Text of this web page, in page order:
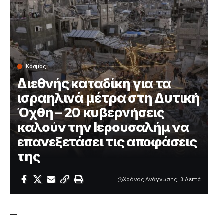
Κόσμος
Διεθνής καταδίκη για τα
ισραηλινά μέτρα στη Δυτική
Όχθη – 20 κυβερνήσεις
καλούν την Ιερουσαλήμ να
επανεξετάσει τις αποφάσεις
της
Χρόνος Ανάγνωσης: 3 Λεπτά
—